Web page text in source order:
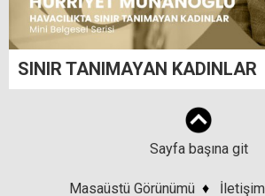
SINIR TANIMAYAN KADINLAR
Sayfa başına git
Masaüstü Görünümü ♦ İletişim